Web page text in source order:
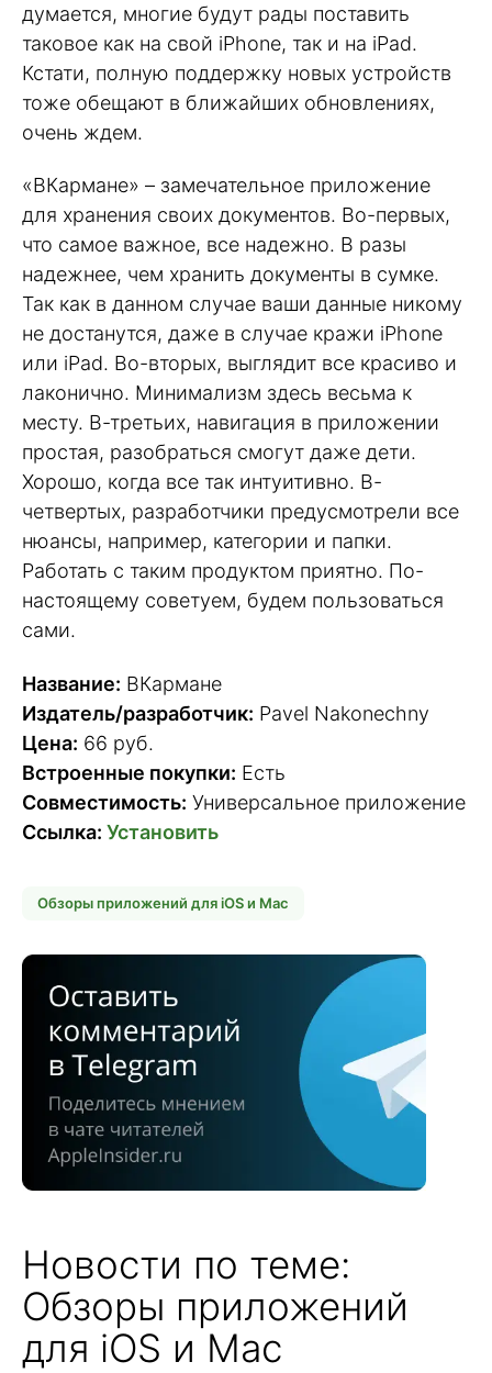
думается, многие будут рады поставить
таковое как на свой iPhone, так и на iPad.
Кстати, полную поддержку новых устройств
тоже обещают в ближайших обновлениях,
очень ждем.
«ВКармане» – замечательное приложение
для хранения своих документов. Во-первых,
что самое важное, все надежно. В разы
надежнее, чем хранить документы в сумке.
Так как в данном случае ваши данные никому
не достанутся, даже в случае кражи iPhone
или iPad. Во-вторых, выглядит все красиво и
лаконично. Минимализм здесь весьма к
месту. В-третьих, навигация в приложении
простая, разобраться смогут даже дети.
Хорошо, когда все так интуитивно. В-
четвертых, разработчики предусмотрели все
нюансы, например, категории и папки.
Работать с таким продуктом приятно. По-
настоящему советуем, будем пользоваться
сами.
Название: ВКармане
Издатель/разработчик: Pavel Nakonechny
Цена: 66 руб.
Встроенные покупки: Есть
Совместимость: Универсальное приложение
Ссылка: Установить
Обзоры приложений для iOS и Mac
Новости по теме:
Обзоры приложений
для iOS и Mac